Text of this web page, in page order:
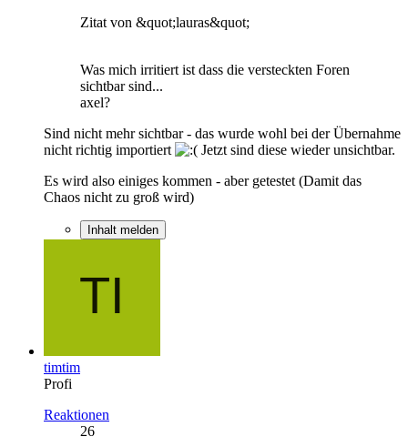
Zitat von &quot;lauras&quot;
Was mich irritiert ist dass die versteckten Foren
sichtbar sind...
axel?
Sind nicht mehr sichtbar - das wurde wohl bei der Übernahme
nicht richtig importiert
Jetzt sind diese wieder unsichtbar.
Es wird also einiges kommen - aber getestet (Damit das
Chaos nicht zu groß wird)
Inhalt melden
timtim
Profi
Reaktionen
26